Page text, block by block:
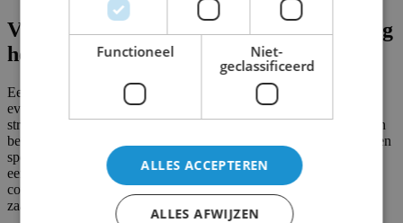
Voor ieder evenement in Wijk en Aalburg
het juiste scherm
Een scherm huren in Wijk en Aalburg doe je voor allerlei soorten
evenementen en bijeenkomsten. Denk aan een buurtfeest of
straatfeest waarbij iedereen samenkomt rond een groot scherm, een
bedrijfsevenement op een buitenlocatie of in een congresruimte, een
sportevenement waarbij livebeelden en uitslagen worden getoond,
een beurstand waar je bezoekers wilt trekken met dynamische
content, of een personeelsbijeenkomst of presentatie in een grote
zaal in Wijk en Aalburg.
Functioneel
Niet-
geclassificeerd
ALLES ACCEPTEREN
ALLES AFWIJZEN